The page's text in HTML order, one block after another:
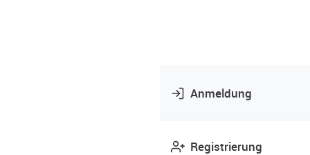
Anmeldung
Registrierung